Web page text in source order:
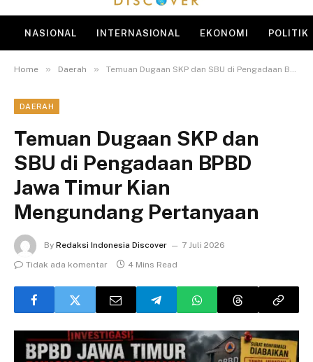
NASIONAL INTERNASIONAL EKONOMI POLITIK
Home » Daerah » Temuan Dugaan SKP dan SBU di Pengadaan BPBD Jawa Timur Kian Mengundang Pertanyaan
DAERAH
Temuan Dugaan SKP dan
SBU di Pengadaan BPBD
Jawa Timur Kian
Mengundang Pertanyaan
By Redaksi Indonesia Discover
7 Juli 2026
Tidak ada komentar
4 Mins Read